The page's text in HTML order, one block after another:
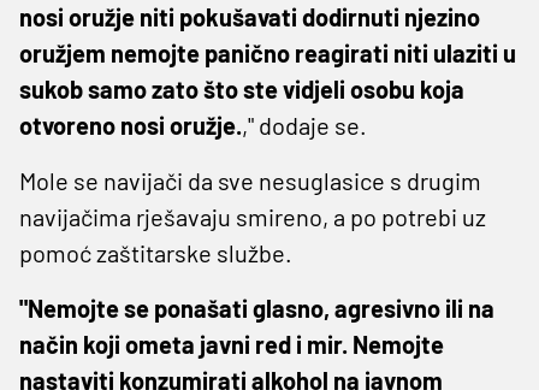
nosi oružje niti pokušavati dodirnuti njezino
oružjem nemojte panično reagirati niti ulaziti u
sukob samo zato što ste vidjeli osobu koja
otvoreno nosi oružje.," dodaje se.
Mole se navijači da sve nesuglasice s drugim
navijačima rješavaju smireno, a po potrebi uz
pomoć zaštitarske službe.
"Nemojte se ponašati glasno, agresivno ili na
način koji ometa javni red i mir. Nemojte
nastaviti konzumirati alkohol na javnom